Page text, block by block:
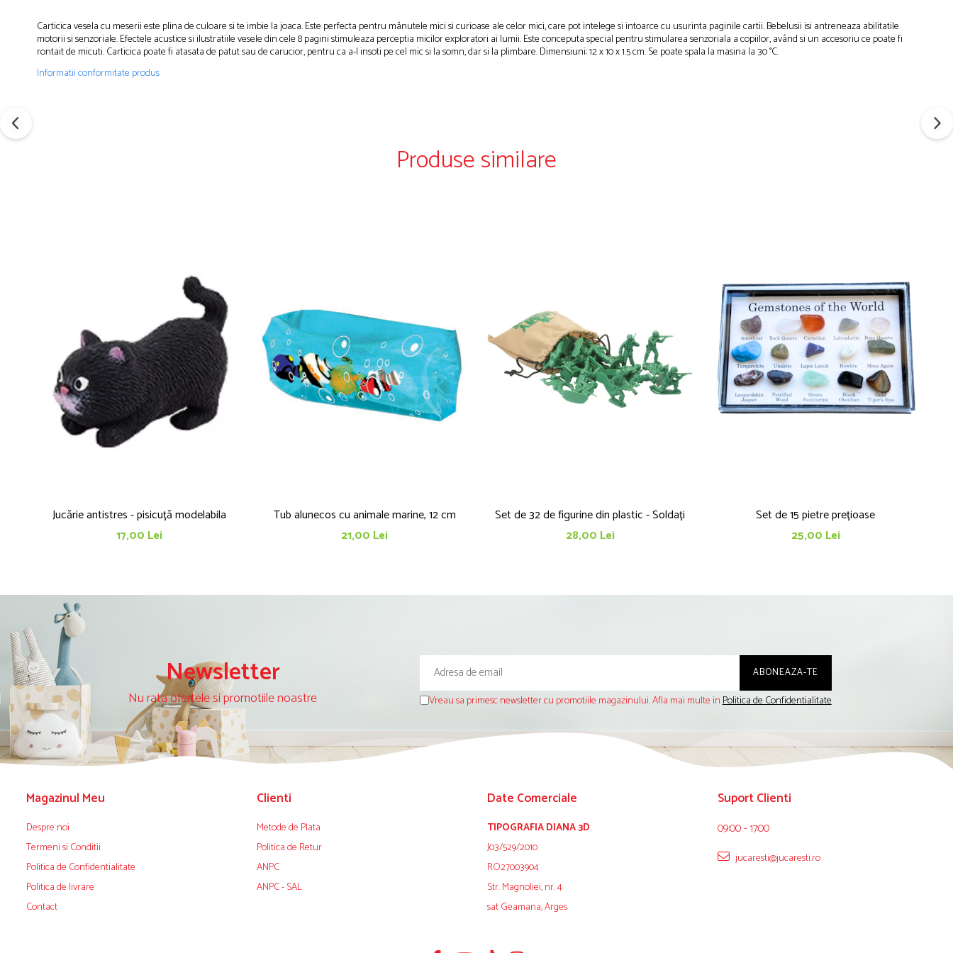
Carticica vesela cu meserii este plina de culoare si te imbie la joaca. Este perfecta pentru mânutele mici si curioase ale celor mici, care pot intelege si intoarce cu usurinta paginile cartii. Bebelusii isi antreneaza abilitatile
motorii si senzoriale. Efectele acustice si ilustratiile vesele din cele 8 pagini stimuleaza perceptia micilor exploratori ai lumii. Este conceputa special pentru stimularea senzoriala a copiilor, având si un accesoriu ce poate fi
rontait de micuti. Carticica poate fi atasata de patut sau de carucior, pentru ca a-l insoti pe cel mic si la somn, dar si la plimbare. Dimensiuni: 12 x 10 x 1.5 cm. Se poate spala la masina la 30 °C.
Informatii conformitate produs
Produse similare
Jucărie antistres - pisicuță modelabila
17,00 Lei
Tub alunecos cu animale marine, 12 cm
21,00 Lei
Set de 32 de figurine din plastic - Soldați
28,00 Lei
Set de 15 pietre prețioase
25,00 Lei
Newsletter
Nu rata ofertele si promotiile noastre Vreau sa primesc newsletter cu promotiile magazinului. Afla mai multe inPolitica de Confidentialitate
Magazinul Meu
Despre noi
Termeni si Conditii
Politica de Confidentialitate
Politica de livrare
Contact
Clienti
Metode de Plata
Politica de Retur
ANPC
ANPC - SAL
Date Comerciale
TIPOGRAFIA DIANA 3D
J03/529/2010
RO27003904
Str. Magnoliei, nr. 4
sat Geamana, Arges
Suport Clienti
09:00 - 17:00
jucaresti@jucaresti.ro